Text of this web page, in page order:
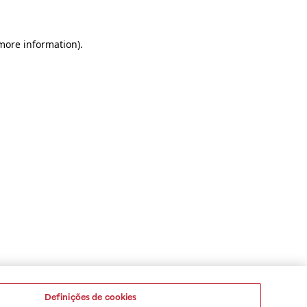
information).
Definições de cookies